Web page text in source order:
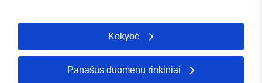
Kokybė
Panašūs duomenų rinkiniai